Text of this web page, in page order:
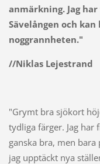
anmärkning. Jag
Sävelången och
noggrannheten."
//Niklas Lejestrand
"Grymt bra sjökort
tydliga färger. Jag har
ganska bra, men
jag upptäckt nya